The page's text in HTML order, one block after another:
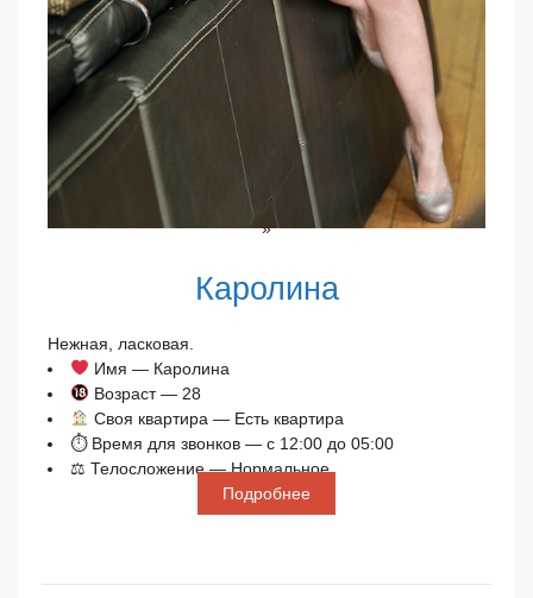
»
Каролина
Нежная, ласковая.
Имя — Каролина
Возраст — 28
Своя квартира — Есть квартира
⏱ Время для звонков — с 12:00 до 05:00
⚖ Телосложение — Нормальное
Подробнее